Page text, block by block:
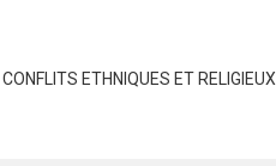
CONFLITS ETHNIQUES ET RELIGIEUX